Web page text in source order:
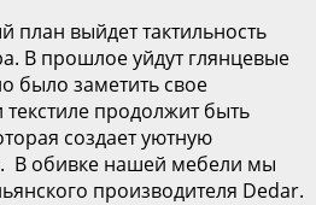
план выйдет тактильность
В прошлое уйдут глянцевые
было заметить свое
продолжит быть
создает уютную
обивке нашей мебели мы
производителя Dedar.